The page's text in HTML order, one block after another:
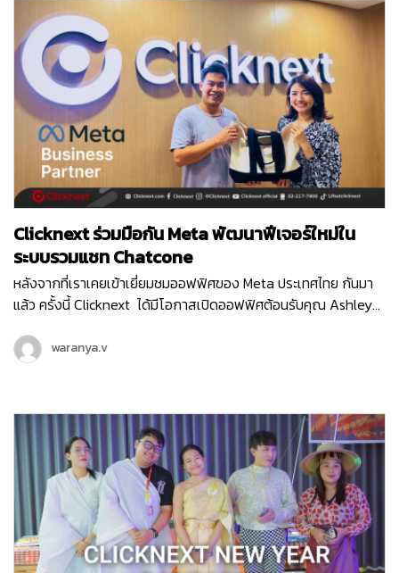
ของไทยไปยังตลาดต่างประเทศ และแผนระยะยาวที่ทางคลิกเน็กซ์กับ
NTQ อาจจะได้จับมือเป็นพาร์ทเนอร์กันในอนาคตด้วยค่ะ NTQ
Solution เป็นบริษัทด้าน IT Solution ของประเทศเวียดนาม ที่ให้
บริการครอบคลุมตั้งแต่บริการ Software Development , บริการ
Consulting สำหรับ Business Technology , บริการด้านการ
พัฒนา Technology Innovation ต่าง ๆ ที่การันตีด้วยรางวัล
Vietnam TOP 10 ICT 2ปีซ้อน และสำนักงานใหญ่ที่มีอยู่ 5 ประเทศทั่ว
โลก
Clicknext ร่วมมือกัน Meta พัฒนาฟีเจอร์ใหม่ใน
ระบบรวมแชท Chatcone
หลังจากที่เราเคยเข้าเยี่ยมชมออฟฟิศของ Meta ประเทศไทย กันมา
แล้ว ครั้งนี้ Clicknext ได้มีโอกาสเปิดออฟฟิศต้อนรับคุณ Ashley
Business Partner และได้ร่วมมือกันในหลาย ๆ โปรเจกต์ที่ผ่านมา
คุณ Ashley ได้เข้ามาพูดคุยถึงโปรเจกต์ฟีเจอร์ใหม่ที่ Chatcone
กับ Meta พร้อมกับได้อัปเดทแผนพัฒนาของระบบ Chatcone ที่จะ
เกิดขึ้นในปีนี้แบบยาว ๆ และยังมีแคมเปญการตลาดออนไลน์ต่าง ๆ ที่
ได้รับการสนับสนุนจาก Meta อีกด้วย รับรองว่าในปี 2024 ระบบรวม
แชท Chatcone จะมีฟีเจอร์ล้ำ ๆ ให้ลูกค้าทุกท่านได้ใช้งานแน่นอน
โดยเฉพาะฟีเจอร์ที่ได้เชื่อมต่อกับแพลตฟอร์มในเครือ Meta อย่าง
Facebook , Messenger และ Instagram ที่จะช่วยตอบโจทย์ความ
ต้องการของธุรกิจ ทั้งการบริการ การขายและการตลาดออนไลน์ไว้
ครบอย่างแน่นอนค่ะ
waranya.v